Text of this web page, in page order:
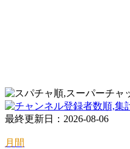
最終更新日：2026-08-06
月間